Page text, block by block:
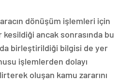
dönüşüm işlemleri için
kesildiği ancak sonrasında bu
birleştirildiği bilgisi de yer
işlemlerden dolayı
oluşan kamu zararını